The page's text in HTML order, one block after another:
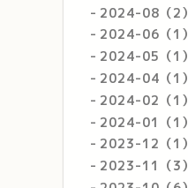
2024-08（2）
2024-06（1）
2024-05（1）
2024-04（1）
2024-02（1）
2024-01（1）
2023-12（1）
2023-11（3）